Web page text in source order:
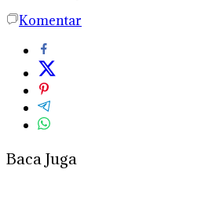
Komentar
Baca Juga